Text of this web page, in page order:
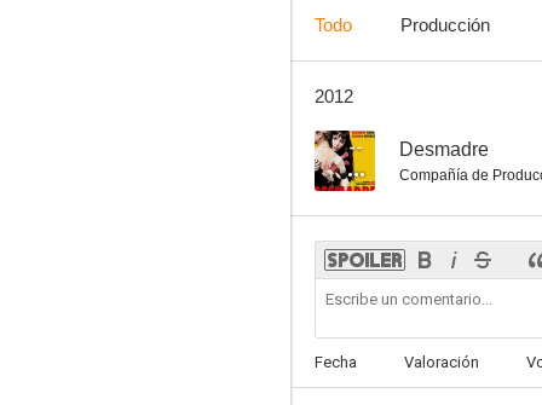
Todo Producción
2012
-- Desmadre
Compañía de
Fecha Valoración